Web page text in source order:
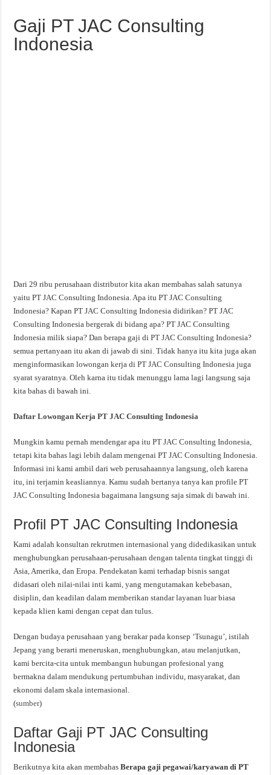
Gaji PT JAC Consulting
Indonesia
Dari 29 ribu perusahaan distributor kita akan membahas salah satunya
yaitu PT JAC Consulting Indonesia. Apa itu PT JAC Consulting
Indonesia? Kapan PT JAC Consulting Indonesia didirikan? PT JAC
Consulting Indonesia bergerak di bidang apa? PT JAC Consulting
Indonesia milik siapa? Dan berapa gaji di PT JAC Consulting Indonesia?
semua pertanyaan itu akan di jawab di sini. Tidak hanya itu kita juga akan
menginformasikan lowongan kerja di PT JAC Consulting Indonesia juga
syarat syaratnya. Oleh karna itu tidak menunggu lama lagi langsung saja
kita bahas di bawah ini.
Daftar Lowongan Kerja PT JAC Consulting Indonesia
Mungkin kamu pernah mendengar apa itu PT JAC Consulting Indonesia,
tetapi kita bahas lagi lebih dalam mengenai PT JAC Consulting Indonesia.
Informasi ini kami ambil dari web perusahaannya langsung, oleh karena
itu, ini terjamin keasliannya. Kamu sudah bertanya tanya kan profile PT
JAC Consulting Indonesia bagaimana langsung saja simak di bawah ini.
Profil PT JAC Consulting Indonesia
Kami adalah konsultan rekrutmen internasional yang didedikasikan untuk
menghubungkan perusahaan-perusahaan dengan talenta tingkat tinggi di
Asia, Amerika, dan Eropa. Pendekatan kami terhadap bisnis sangat
didasari oleh nilai-nilai inti kami, yang mengutamakan kebebasan,
disiplin, dan keadilan dalam memberikan standar layanan luar biasa
kepada klien kami dengan cepat dan tulus.
Dengan budaya perusahaan yang berakar pada konsep ‘Tsunagu’, istilah
Jepang yang berarti meneruskan, menghubungkan, atau melanjutkan,
kami bercita-cita untuk membangun hubungan profesional yang
bermakna dalam mendukung pertumbuhan individu, masyarakat, dan
ekonomi dalam skala internasional.
(sumber)
Daftar Gaji PT JAC Consulting
Indonesia
Berikutnya kita akan membahasBerapa gaji pegawai/karyawan di PT